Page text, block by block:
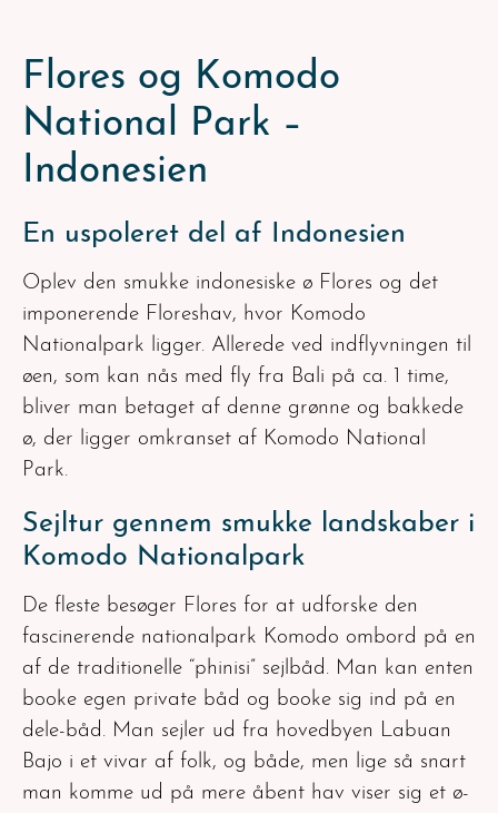
Flores og Komodo
National Park –
Indonesien
En uspoleret del af Indonesien
Oplev den smukke indonesiske ø Flores og det
imponerende Floreshav, hvor Komodo
Nationalpark ligger. Allerede ved indflyvningen til
øen, som kan nås med fly fra Bali på ca. 1 time,
bliver man betaget af denne grønne og bakkede
ø, der ligger omkranset af Komodo National
Park.
Sejltur gennem smukke landskaber i
Komodo Nationalpark
De fleste besøger Flores for at udforske den
fascinerende nationalpark Komodo ombord på en
af de traditionelle “phinisi” sejlbåd. Man kan enten
booke egen private båd og booke sig ind på en
dele-båd. Man sejler ud fra hovedbyen Labuan
Bajo i et vivar af folk, og både, men lige så snart
man komme ud på mere åbent hav viser sig et ø-